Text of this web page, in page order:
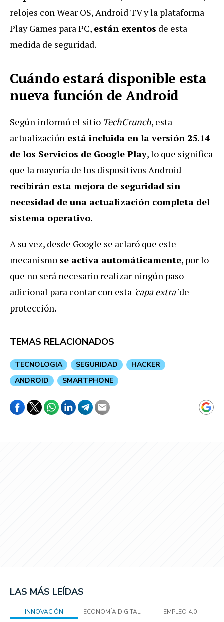
relojes con Wear OS, Android TV y la plataforma
Play Games para PC, están exentos de esta
medida de seguridad.
Cuándo estará disponible esta
nueva función de Android
Según informó el sitio TechCrunch, esta
actualización está incluida en la versión 25.14
de los Servicios de Google Play, lo que significa
que la mayoría de los dispositivos Android
recibirán esta mejora de seguridad sin
necesidad de una actualización completa del
sistema operativo.
A su vez, desde Google se aclaró que este
mecanismo se activa automáticamente, por lo
que no será necesario realizar ningún paso
adicional para contar con esta 'capa extra'de
protección.
TEMAS RELACIONADOS
TECNOLOGIA SEGURIDAD
HACKER
ANDROID
SMARTPHONE
LAS MÁS LEÍDAS
INNOVACIÓN ECONOMÍA DIGITAL EMPLEO 4.0